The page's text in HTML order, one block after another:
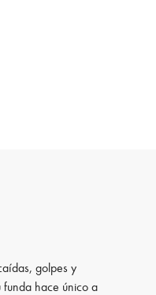
golpes y
hace único a